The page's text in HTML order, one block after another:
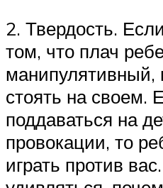
2. Твердость.
том, что плач
манипулятивный,
стоять на своем.
поддаваться на
провокации, то
играть против